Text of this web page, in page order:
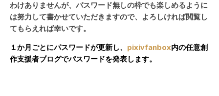
わけありませんが、パスワード無しの枠でも楽しめるように
は努力して書かせていただきますので、よろしければ閲覧し
てもらえれば幸いです。
１か月ごとにパスワードが更新し、 pixivfanbox内の任意創
作支援者ブログでパスワードを発表します。